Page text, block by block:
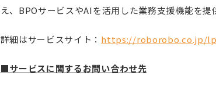
え、BPOサービスやAIを活用した業務支援機能を提
詳細はサービスサイト： https://roborobo.co.jp/
■サービスに関するお問い合わせ先